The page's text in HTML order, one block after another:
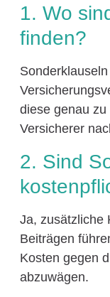
1. Wo
finden?
diese genau
Versicherer
2. Sind
Ja, zusätzliche
Beiträgen
Kosten gegen
abzuwägen.